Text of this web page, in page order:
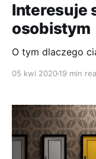
Interesuje
osobistym
O tym dlaczego
05 kwi 202019 min